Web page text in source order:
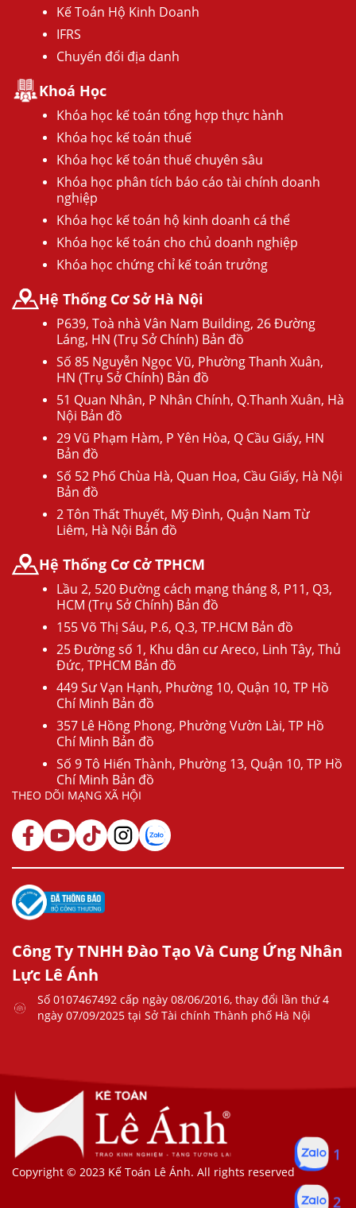
Kế Toán Hộ Kinh Doanh
IFRS
Chuyển đổi địa danh
Khoá Học
Khóa học kế toán tổng hợp thực hành
Khóa học kế toán thuế
Khóa học kế toán thuế chuyên sâu
Khóa học phân tích báo cáo tài chính doanh
nghiệp
Khóa học kế toán hộ kinh doanh cá thể
Khóa học kế toán cho chủ doanh nghiệp
Khóa học chứng chỉ kế toán trưởng
Hệ Thống Cơ Sở Hà Nội
P639, Toà nhà Vân Nam Building, 26 Đường
Láng, HN (Trụ Sở Chính) Bản đồ
Số 85 Nguyễn Ngọc Vũ, Phường Thanh Xuân,
HN (Trụ Sở Chính) Bản đồ
51 Quan Nhân, P Nhân Chính, Q.Thanh Xuân, Hà
Nội Bản đồ
29 Vũ Phạm Hàm, P Yên Hòa, Q Cầu Giấy, HN
Bản đồ
Số 52 Phố Chùa Hà, Quan Hoa, Cầu Giấy, Hà Nội
Bản đồ
2 Tôn Thất Thuyết, Mỹ Đình, Quận Nam Từ
Liêm, Hà Nội Bản đồ
Hệ Thống Cơ Cở TPHCM
Lầu 2, 520 Đường cách mạng tháng 8, P11, Q3,
HCM (Trụ Sở Chính) Bản đồ
155 Võ Thị Sáu, P.6, Q.3, TP.HCM Bản đồ
25 Đường số 1, Khu dân cư Areco, Linh Tây, Thủ
Đức, TPHCM Bản đồ
449 Sư Vạn Hạnh, Phường 10, Quận 10, TP Hồ
Chí Minh Bản đồ
357 Lê Hồng Phong, Phường Vườn Lài, TP Hồ
Chí Minh Bản đồ
Số 9 Tô Hiến Thành, Phường 13, Quận 10, TP Hồ
Chí Minh Bản đồ
THEO DÕI MẠNG XÃ HỘI
Công Ty TNHH Đào Tạo Và Cung Ứng Nhân
Lực Lê Ánh
Số 0107467492 cấp ngày 08/06/2016, thay đổi lần thứ 4
ngày 07/09/2025 tại Sở Tài chính Thành phố Hà Nội
Copyright © 2023 Kế Toán Lê Ánh. All rights reserved
1
2